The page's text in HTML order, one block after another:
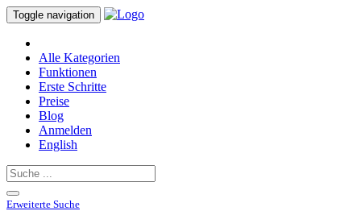
Toggle navigation
Alle Kategorien
Funktionen
Erste Schritte
Preise
Blog
Anmelden
English
Erweiterte Suche